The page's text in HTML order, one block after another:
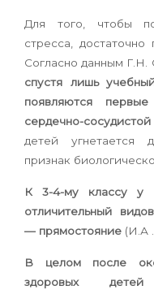
Для того, чтобы
стресса,
Согласно данным
спустя лишь
появляются
сердечно-
детей угнетается
признак
К 3-4-му классу у
отличительный
— прямостояние (И.А
В целом после
здоровых